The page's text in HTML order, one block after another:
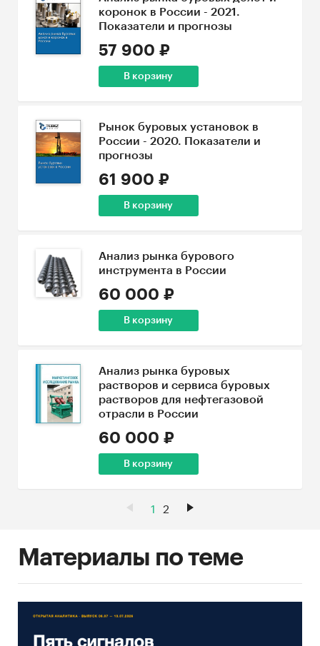
коронок в России - 2021.
Показатели и прогнозы
57 900 ₽
В корзину
Рынок буровых установок в
России - 2020. Показатели и
прогнозы
61 900 ₽
В корзину
Анализ рынка бурового
инструмента в России
60 000 ₽
В корзину
Анализ рынка буровых
растворов и сервиса буровых
растворов для нефтегазовой
отрасли в России
60 000 ₽
В корзину
1 2
Материалы по теме